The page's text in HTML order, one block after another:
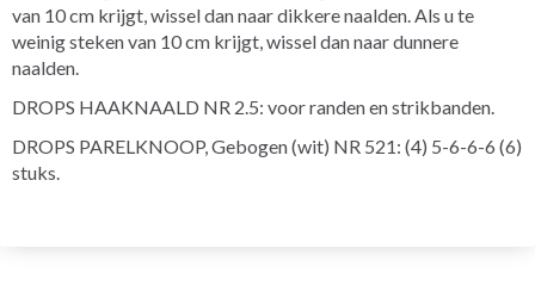
van 10 cm krijgt, wissel dan naar dikkere naalden. Als u te
weinig steken van 10 cm krijgt, wissel dan naar dunnere
naalden.
DROPS HAAKNAALD NR 2.5: voor randen en strikbanden.
DROPS PARELKNOOP, Gebogen (wit) NR 521: (4) 5-6-6-6 (6)
stuks.